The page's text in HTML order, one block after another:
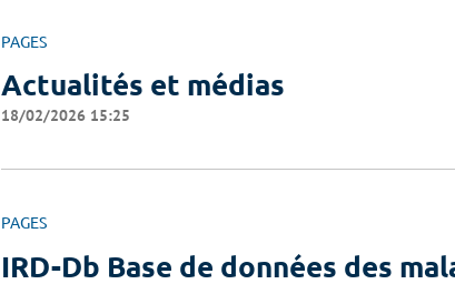
PAGES
Actualités et médias
18/02/2026 15:25
PAGES
IRD-Db Base de données des